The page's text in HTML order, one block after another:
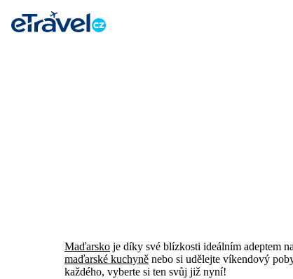
Maďarsko je díky své blízkosti ideálním adeptem
maďarské kuchyně nebo si udělejte víkendový
každého, vyberte si ten svůj již nyní!